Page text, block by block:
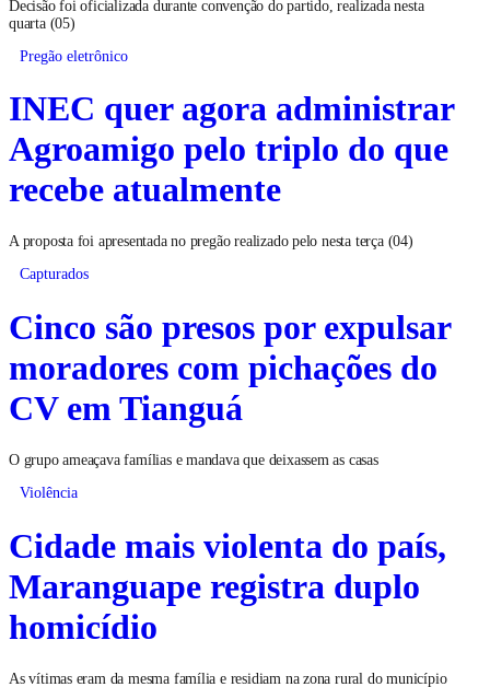
Decisão foi oficializada durante convenção do partido, realizada nesta
quarta (05)
Pregão eletrônico
INEC quer agora administrar
Agroamigo pelo triplo do que
recebe atualmente
A proposta foi apresentada no pregão realizado pelo nesta terça (04)
Capturados
Cinco são presos por expulsar
moradores com pichações do
CV em Tianguá
O grupo ameaçava famílias e mandava que deixassem as casas
Violência
Cidade mais violenta do país,
Maranguape registra duplo
homicídio
As vítimas eram da mesma família e residiam na zona rural do município